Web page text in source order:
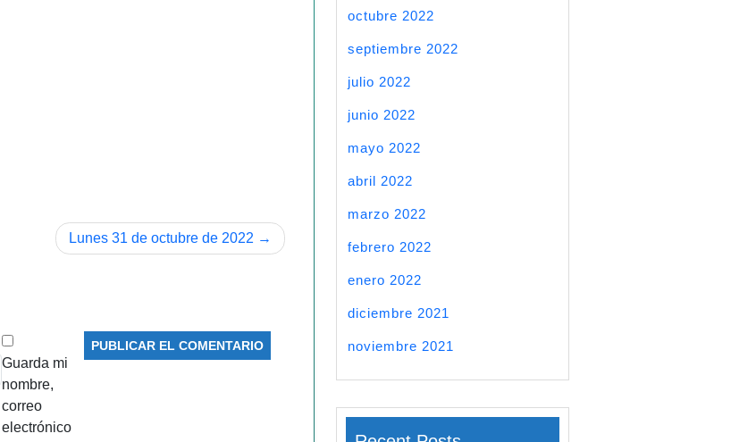
Lunes 31 de octubre de 2022
Guarda mi
nombre,
correo
electrónico
octubre 2022
septiembre 2022
julio 2022
junio 2022
mayo 2022
abril 2022
marzo 2022
febrero 2022
enero 2022
diciembre 2021
noviembre 2021